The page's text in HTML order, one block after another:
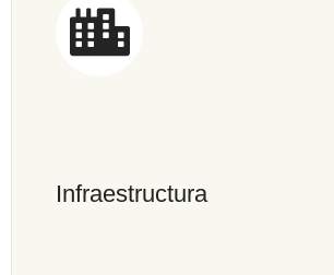
Infraestructura